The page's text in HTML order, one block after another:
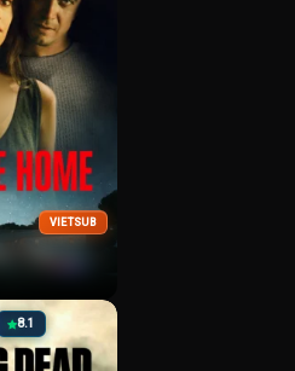
VIETSUB
8.1